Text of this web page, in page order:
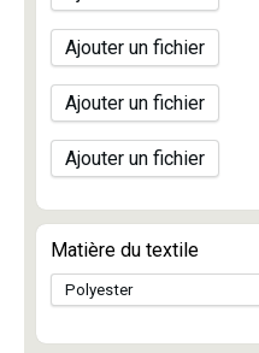
Ajouter un fichier
Ajouter un fichier
Ajouter un fichier
Matière du textile